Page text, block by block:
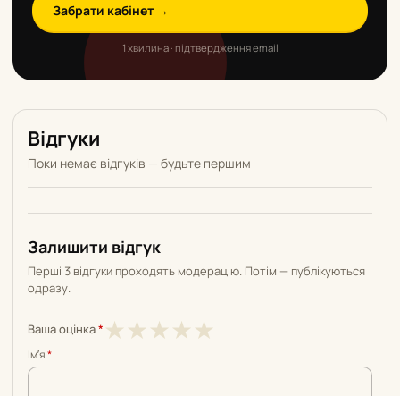
Забрати кабінет →
1 хвилина · підтвердження email
Відгуки
Поки немає відгуків — будьте першим
Залишити відгук
Перші 3 відгуки проходять модерацію. Потім — публікуються
одразу.
Ваша оцінка* ★
5
★4
5
★3
5
★2
5
★1
5
Імʼя*